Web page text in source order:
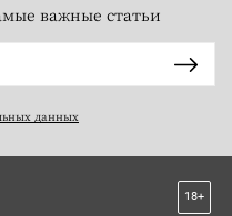
важные статьи
данных
18+